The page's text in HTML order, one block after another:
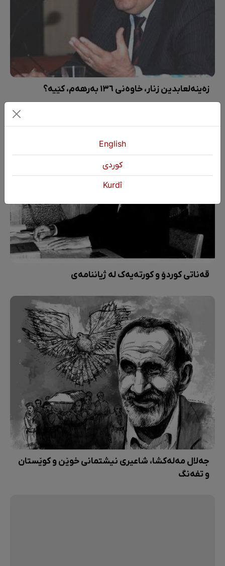
زەینەلعابدین زنار، خاوەنی ١٣٦ بەرهەم، کێیە؟
قەناتی کوردۆ و کورتەیەک لە ژیاننامەی
جەلال مەلەکشا، شاعیری نیشتمانی خوێن و کوێستان
و تفەنگ
English
كوردی
Kurdî